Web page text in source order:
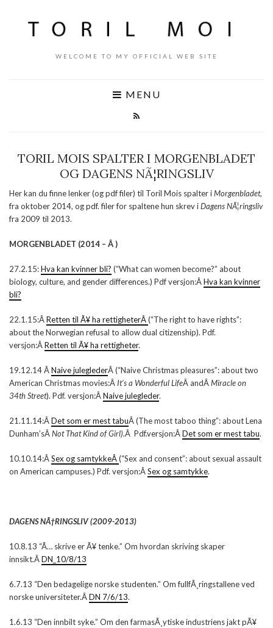
WELCOME TO MY OFFICIAL WEB SITE
MENU
TORIL MOIS SPALTER I MORGENBLADET
OG DAGENS NÃ¦RINGSLIV
Her kan du finne lenker (og pdf filer) til Toril Mois spalter iMorgenbladet,
fra oktober 2014, og pdf. filer for spaltene hun skrev iDagens NÃ¦ringsliv
fra 2009 til 2013.
MORGENBLADET (2014 – Â )
27.2.15:Hva kan kvinner bli? (“What can women become?” about
biology, culture, and gender differences.) Pdf versjon:ÂHva kan kvinner
bli?
22.1.15:ÂRetten til Ã¥ ha rettigheterÂ(“The right to have rights”:
about the Norwegian refusal to allow dual citizenship). Pdf.
versjon:ÂRetten til Ã¥ ha rettigheter.
19.12.14 ÂNaive juleglederÂ (“Naive Christmas pleasures”: about two
American Christmas movies:Â It’s a Wonderful LifeÂ andÂMiracle on
34th Street). Pdf. versjon:ÂNaive julegleder.
21.11.14:ÂDet som er mest tabuÂ (The most taboo thing”: about Lena
Dunham’sÂNot That Kind of Girl).Â Pdf.versjon:ÂDet som er mest tabu.
10.10.14:ÂSex og samtykkeÂ(“Sex and consent”: about sexual assault
on American campuses.) Pdf. versjon:ÂSex og samtykke.
DAGENS NÃ†RINGSLIV (2009-2013)
10.8.13 “Ã… skrive er Ã¥ tenke.” Om hvordan skriving skaper
innsikt.ÂDN_10/8/13
6.7.13 “Den bedagelige norske studenten.” Om fullfÃ¸ringstallene ved
norske universiteter.ÂDN 7/6/13.
1.6.13 “Den innbilt syke.” Om den farmasÃ¸ytiske industriens jakt pÃ¥